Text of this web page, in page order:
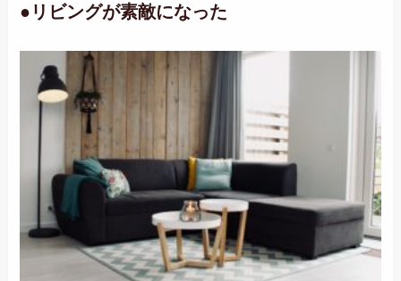
●リビングが素敵になった